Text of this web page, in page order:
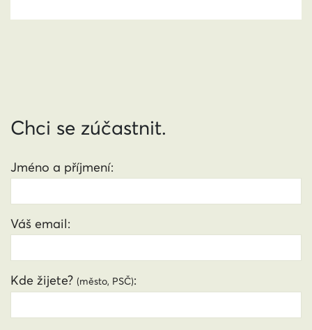
Chci se zúčastnit.
Jméno a příjmení:
Váš email:
Kde žijete? (město, PSČ):